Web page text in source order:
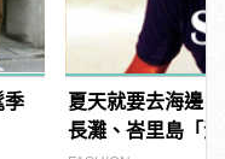
季
夏天就要去海邊
長灘、峇里島「